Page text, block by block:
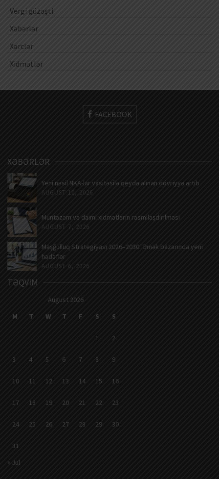
Vergi güzəşti
Xəbərlər
Xərclər
Xidmətlər
FACEBOOK
XƏBƏRLƏR
Yeni nəsil NKA-lar vasitəsilə qeydə alınan dövriyyə artıb
AUGUST 10, 2026
Müntəzəm və daimi xidmətlərin rəsmiləşdirilməsi
AUGUST 7, 2026
Məşğulluq Strategiyası 2026–2030: Əmək bazarında yeni
hədəflər
AUGUST 6, 2026
TƏQVIM
August 2026
M
T W T F S S
1 2
3 4 5 6 7 8 9
10 11 12 13 14 15 16
17 18 19 20 21 22 23
24 25 26 27 28 29 30
31
« Jul